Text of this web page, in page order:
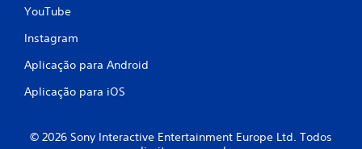
YouTube
Instagram
Aplicação para Android
Aplicação para iOS
© 2026 Sony Interactive Entertainment Europe Ltd. Todos